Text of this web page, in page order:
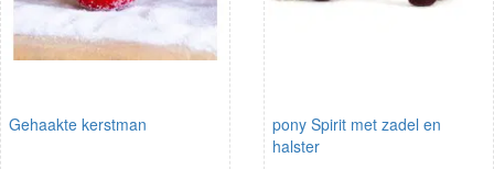
Gehaakte kerstman
pony Spirit met zadel en
halster